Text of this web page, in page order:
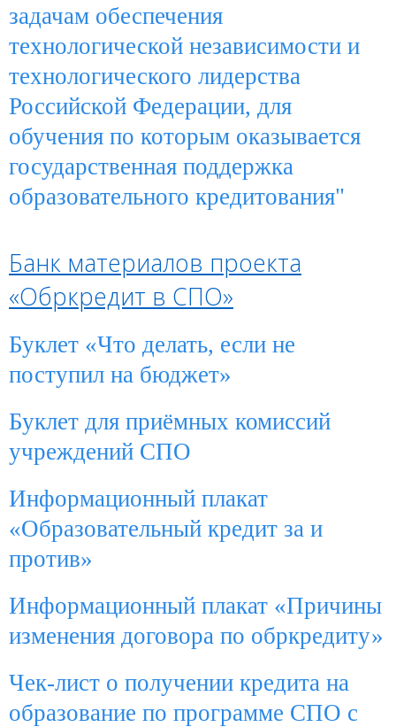
задачам обеспечения
технологической независимости и
технологического лидерства
Российской Федерации, для
обучения по которым оказывается
государственная поддержка
образовательного кредитования"
Банк материалов проекта
«Обркредит в СПО»
Буклет «Что делать, если не
поступил на бюджет»
Буклет для приёмных комиссий
учреждений СПО
Информационный плакат
«Образовательный кредит за и
против»
Информационный плакат «Причины
изменения договора по обркредиту»
Чек-лист о получении кредита на
образование по программе СПО с